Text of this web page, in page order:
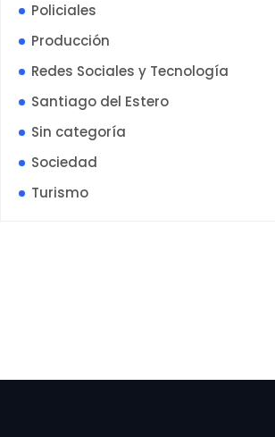
Policiales
Producción
Redes Sociales y Tecnología
Santiago del Estero
Sin categoría
Sociedad
Turismo